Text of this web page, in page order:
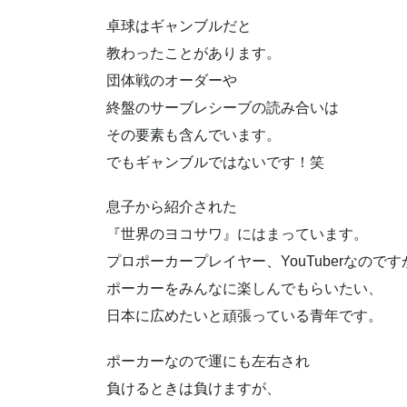
卓球はギャンブルだと
教わったことがあります。
団体戦のオーダーや
終盤のサーブレシーブの読み合いは
その要素も含んでいます。
でもギャンブルではないです！笑
息子から紹介された
『世界のヨコサワ』にはまっています。
プロポーカープレイヤー、YouTuberなのです
ポーカーをみんなに楽しんでもらいたい、
日本に広めたいと頑張っている青年です。
ポーカーなので運にも左右され
負けるときは負けますが、